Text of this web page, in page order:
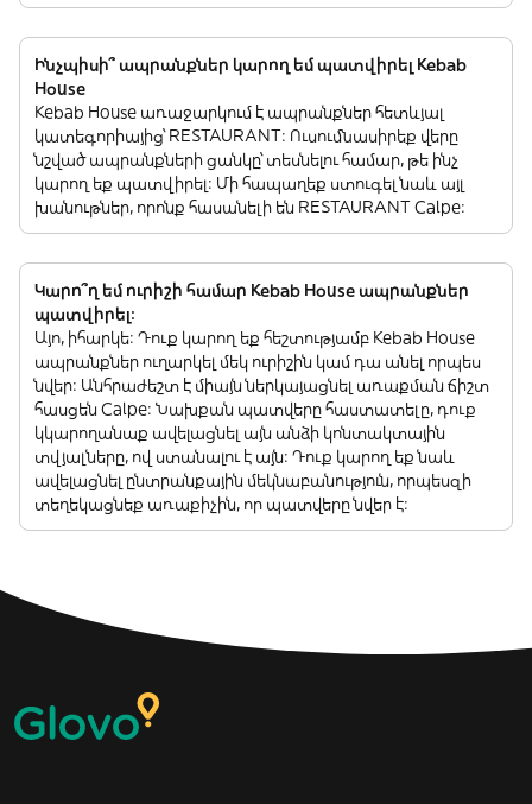
Ինչպիսի՞ ապրանքներ կարող եմ պատվիրել Kebab
House
Kebab House առաջարկում է ապրանքներ հետևյալ
կատեգորիայից՝ RESTAURANT: Ուսումնասիրեք վերը
նշված ապրանքների ցանկը՝ տեսնելու համար, թե ինչ
կարող եք պատվիրել: Մի հապաղեք ստուգել նաև այլ
խանութներ, որոնք հասանելի են RESTAURANT Calpe:
Կարո՞ղ եմ ուրիշի համար Kebab House ապրանքներ
պատվիրել:
Այո, իհարկե: Դուք կարող եք հեշտությամբ Kebab House
ապրանքներ ուղարկել մեկ ուրիշին կամ դա անել որպես
նվեր: Անհրաժեշտ է միայն ներկայացնել առաքման ճիշտ
հասցեն Calpe: Նախքան պատվերը հաստատելը, դուք
կկարողանաք ավելացնել այն անձի կոնտակտային
տվյալները, ով ստանալու է այն: Դուք կարող եք նաև
ավելացնել ընտրանքային մեկնաբանություն, որպեսզի
տեղեկացնեք առաքիչին, որ պատվերը նվեր է: